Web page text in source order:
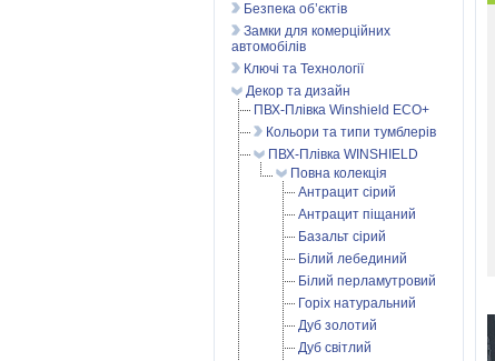
Безпека об’єктів
Замки для комерційних
автомобілів
Ключі та Технології
Декор та дизайн
ПВХ-Плівка Winshield ECO+
Кольори та типи тумблерів
ПВХ-Плівка WINSHIELD
Повна колекція
Антрацит сірий
Антрацит піщаний
Базальт сірий
Білий лебединий
Білий перламутровий
Горіх натуральний
Дуб золотий
Дуб світлий